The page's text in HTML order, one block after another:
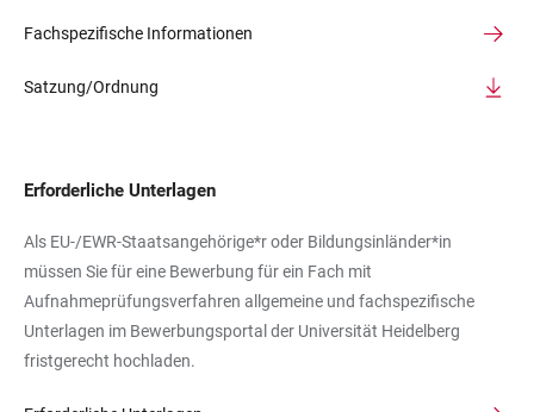
Fachspezifische Informationen
Satzung/Ordnung
Erforderliche Unterlagen
Als EU-/EWR-Staatsangehörige*r oder Bildungsinländer*in
müssen Sie für eine Bewerbung für ein Fach mit
Aufnahmeprüfungsverfahren allgemeine und fachspezifische
Unterlagen im Bewerbungsportal der Universität Heidelberg
fristgerecht hochladen.